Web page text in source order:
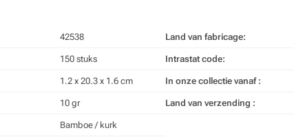
42538
150 stuks
1.2 x 20.3 x 1.6 cm
10 gr
Bamboe / kurk
Land van fabricage:
Intrastat code:
In onze collectie vanaf :
Land van verzending :